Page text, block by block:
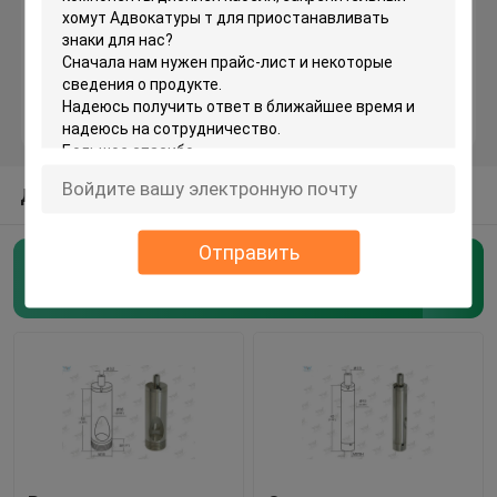
Отправить
Латунный Гриппер кабеля
Собственная личность сжимая Grippers кабеля
Гриппер кабеля закрепляя петлей
Система смертной казни через повешение кабеля
Светлый вися набор
ДРУГИЕ КАТЕГОРИИ ОТ НАС
Грипперс кабеля воздушных судн (62)